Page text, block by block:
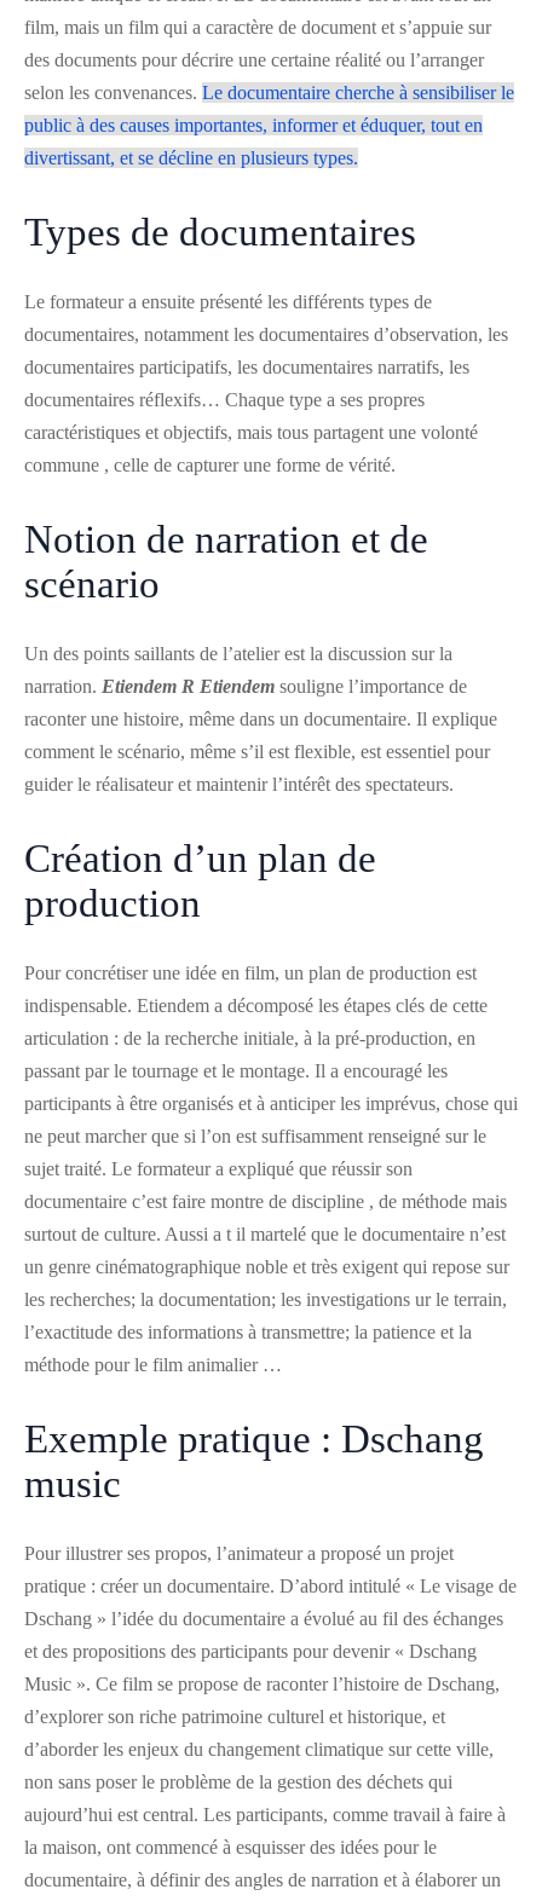
film, mais un film qui a caractère de document et s’appuie sur
des documents pour décrire une certaine réalité ou l’arranger
selon les convenances. Le documentaire cherche à sensibiliser le
public à des causes importantes, informer et éduquer, tout en
divertissant, et se décline en plusieurs types.
Types de documentaires
Le formateur a ensuite présenté les différents types de
documentaires, notamment les documentaires d’observation, les
documentaires participatifs, les documentaires narratifs, les
documentaires réflexifs… Chaque type a ses propres
caractéristiques et objectifs, mais tous partagent une volonté
commune , celle de capturer une forme de vérité.
Notion de narration et de
scénario
Un des points saillants de l’atelier est la discussion sur la
narration. Etiendem R Etiendem souligne l’importance de
raconter une histoire, même dans un documentaire. Il explique
comment le scénario, même s’il est flexible, est essentiel pour
guider le réalisateur et maintenir l’intérêt des spectateurs.
Création d’un plan de
production
Pour concrétiser une idée en film, un plan de production est
indispensable. Etiendem a décomposé les étapes clés de cette
articulation : de la recherche initiale, à la pré-production, en
passant par le tournage et le montage. Il a encouragé les
participants à être organisés et à anticiper les imprévus, chose qui
ne peut marcher que si l’on est suffisamment renseigné sur le
sujet traité. Le formateur a expliqué que réussir son
documentaire c’est faire montre de discipline , de méthode mais
surtout de culture. Aussi a t il martelé que le documentaire n’est
un genre cinématographique noble et très exigent qui repose sur
les recherches; la documentation; les investigations ur le terrain,
l’exactitude des informations à transmettre; la patience et la
méthode pour le film animalier …
Exemple pratique : Dschang
music
Pour illustrer ses propos, l’animateur a proposé un projet
pratique : créer un documentaire. D’abord intitulé « Le visage de
Dschang » l’idée du documentaire a évolué au fil des échanges
et des propositions des participants pour devenir « Dschang
Music ». Ce film se propose de raconter l’histoire de Dschang,
d’explorer son riche patrimoine culturel et historique, et
d’aborder les enjeux du changement climatique sur cette ville,
non sans poser le problème de la gestion des déchets qui
aujourd’hui est central. Les participants, comme travail à faire à
la maison, ont commencé à esquisser des idées pour le
documentaire, à définir des angles de narration et à élaborer un